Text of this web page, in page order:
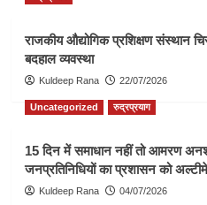
राजकीय औद्योगिक प्रशिक्षण संस्थान
बदहाल व्यवस्था
Kuldeep Rana 22/07/2026
Uncategorized रुद्रप्रयाग
15 दिन में समाधान नहीं तो आमरण
जनप्रतिनिधियों का प्रशासन को
Kuldeep Rana 04/07/2026